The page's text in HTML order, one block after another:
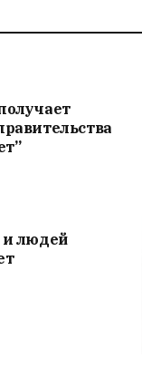
и людей